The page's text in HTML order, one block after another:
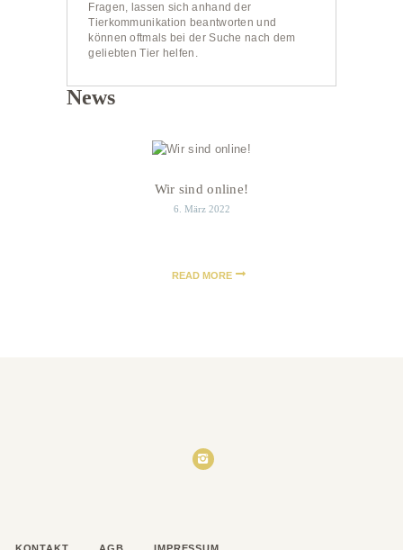
Fragen, lassen sich anhand der
Tierkommunikation beantworten und
können oftmals bei der Suche nach dem
geliebten Tier helfen.
News
Wir sind online!
6. März 2022
READ MORE